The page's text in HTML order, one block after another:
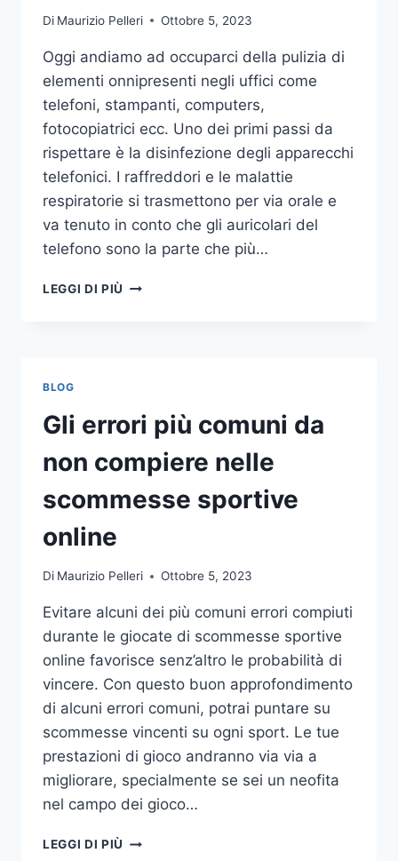
Di Maurizio Pelleri Ottobre 5, 2023
Oggi andiamo ad occuparci della pulizia di
elementi onnipresenti negli uffici come
telefoni, stampanti, computers,
fotocopiatrici ecc. Uno dei primi passi da
rispettare è la disinfezione degli apparecchi
telefonici. I raffreddori e le malattie
respiratorie si trasmettono per via orale e
va tenuto in conto che gli auricolari del
telefono sono la parte che più…
LEGGI DI PIÙ UN
PULIZIA
DELLE
APPARECCHIATURE
DA
BLOG
Gli errori più comuni da
non compiere nelle
scommesse sportive
online
Di Maurizio Pelleri Ottobre 5, 2023
Evitare alcuni dei più comuni errori compiuti
durante le giocate di scommesse sportive
online favorisce senz’altro le probabilità di
vincere. Con questo buon approfondimento
di alcuni errori comuni, potrai puntare su
scommesse vincenti su ogni sport. Le tue
prestazioni di gioco andranno via via a
migliorare, specialmente se sei un neofita
nel campo dei gioco…
LEGGI DI PIÙ GLI